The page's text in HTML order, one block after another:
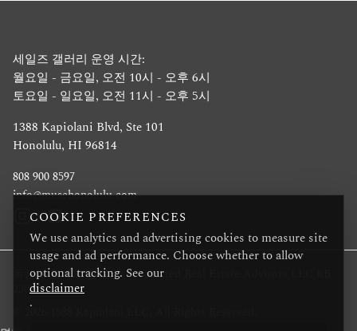
세일즈 갤러리 운영 시간:
월요일 - 금요일, 오전 10시 - 오후 6시
토요일 - 일요일, 오전 11시 - 오후 5시
1388 Kapiolani Blvd, Ste 101
Honolulu, HI 96814
808 900 8597
info@musehonolulu.com
독점 프로젝트 중개인: Associated Real Estate Advisors LLC RB-
23032
© 2026 1538 Kapiolani LLC, All Rights Reserved.
COOKIE PREFERENCES
We use analytics and advertising cookies to measure site
usage and ad performance. Choose whether to allow
optional tracking. See our
disclaimer
.